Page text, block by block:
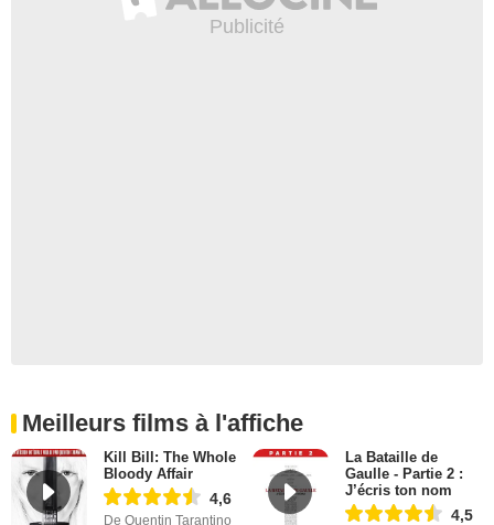
Meilleurs films à l'affiche
Kill Bill: The Whole
Bloody Affair
4,6
De Quentin Tarantino
La Bataille de
Gaulle - Partie 2 :
J’écris ton nom
4,5